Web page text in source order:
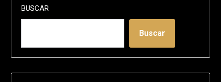
BUSCAR
Buscar